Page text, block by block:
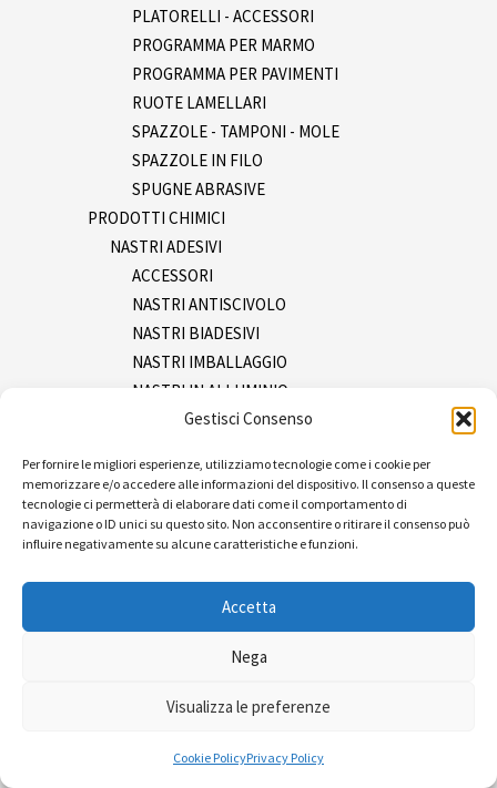
Gestisci Consenso
Per fornire le migliori esperienze, utilizziamo tecnologie come i cookie per
memorizzare e/o accedere alle informazioni del dispositivo. Il consenso a queste
tecnologie ci permetterà di elaborare dati come il comportamento di
navigazione o ID unici su questo sito. Non acconsentire o ritirare il consenso può
influire negativamente su alcune caratteristiche e funzioni.
Accetta
Nega
Visualizza le preferenze
Cookie PolicyPrivacy Policy
PLATORELLI - ACCESSORI
PROGRAMMA PER MARMO
PROGRAMMA PER PAVIMENTI
RUOTE LAMELLARI
SPAZZOLE - TAMPONI - MOLE
SPAZZOLE IN FILO
SPUGNE ABRASIVE
PRODOTTI CHIMICI
NASTRI ADESIVI
ACCESSORI
NASTRI ANTISCIVOLO
NASTRI BIADESIVI
NASTRI IMBALLAGGIO
NASTRI IN ALLUMINIO
NASTRI IN INOX
NASTRI MASCHERATURA
NASTRI SEGNALAZIONE
NASTRI TELATI
Imballaggio e packaging
Reggia e tendireggia